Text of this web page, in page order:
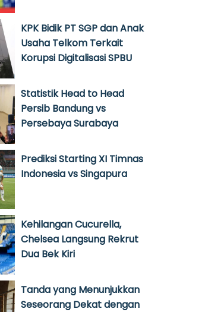
KPK Bidik PT SGP dan Anak
Usaha Telkom Terkait
Korupsi Digitalisasi SPBU
Statistik Head to Head
Persib Bandung vs
Persebaya Surabaya
Prediksi Starting XI Timnas
Indonesia vs Singapura
Kehilangan Cucurella,
Chelsea Langsung Rekrut
Dua Bek Kiri
Tanda yang Menunjukkan
Seseorang Dekat dengan